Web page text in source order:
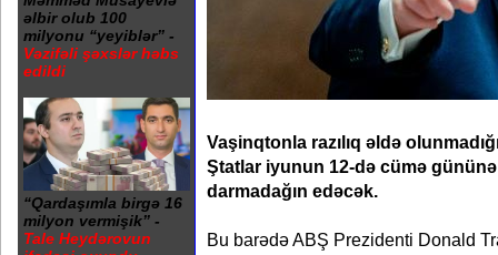
əlbir olub 100
milyonu “yeyiblər” -
Vəzifəli şəxslər həbs
edildi
“Qardaşımla birgə 16
milyon vermişik” -
Tale Heydərovun
Vaşinqtonla razılıq əldə
Ştatlar iyunun 12-də cümə gününə
darmadağın edəcək.
Bu barədə ABŞ Prezidenti Donald